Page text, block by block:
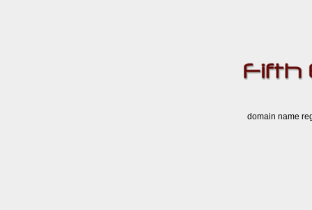
domain name